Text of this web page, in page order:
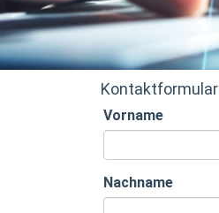
Kontaktformular
Vorname
Nachname